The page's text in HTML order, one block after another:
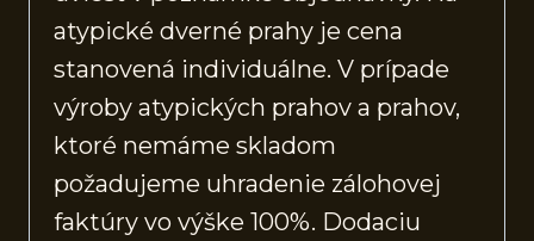
atypické dverné prahy je cena
stanovená individuálne. V prípade
výroby atypických prahov a prahov,
ktoré nemáme skladom
požadujeme uhradenie zálohovej
faktúry vo výške 100%. Dodaciu